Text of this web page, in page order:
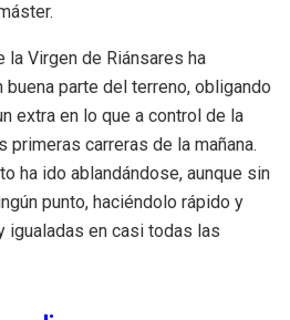
la Virgen de Riánsares ha
parte del terreno, obligando
extra en lo que a control de la
primeras carreras de la mañana.
ha ido ablandándose, aunque sin
punto, haciéndolo rápido y
igualadas en casi todas las